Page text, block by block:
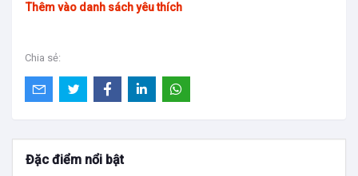
Thêm vào danh sách yêu thích
Chia sẻ:
Đặc điểm nổi bật